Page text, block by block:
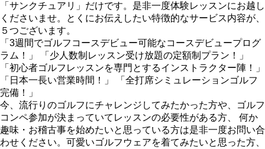
「サンクチュアリ」だけです。是非一度体験レッスンにお越し
くださいませ。とくにお伝えしたい特徴的なサービス内容が、
５つございます。
「3週間でゴルフコースデビュー可能なコースデビュープログ
ラム！」 「少人数制レッスン受け放題の定額制プラン！」
「初心者ゴルフレッスンを専門とするインストラクター陣！」
「日本一長い営業時間！」 「全打席シミュレーションゴルフ
完備！」
今、流行りのゴルフにチャレンジしてみたかった方や、ゴルフ
コンペ参加が決まっていてレッスンの必要性がある方、 何か
趣味・お稽古事を始めたいと思っている方は是非一度お問い合
わせください。可愛いゴルフウェアを着てみたいと思った方、